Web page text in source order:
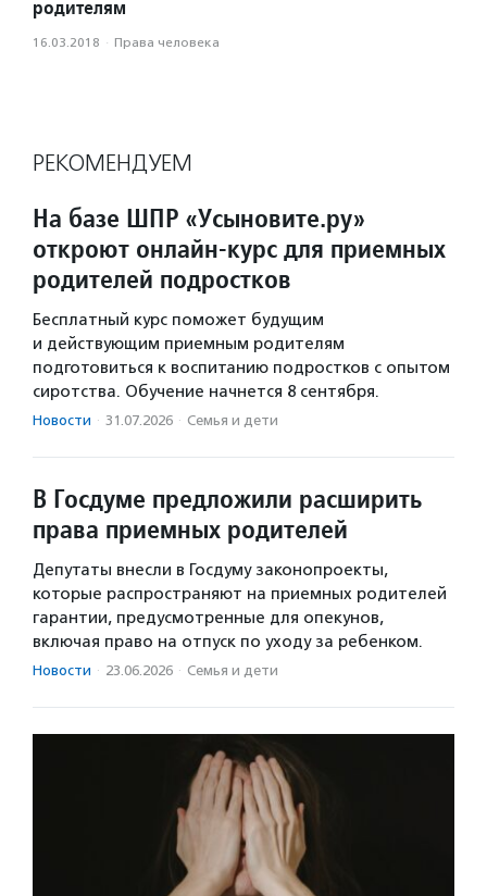
родителям
16.03.2018 · Права человека
РЕКОМЕНДУЕМ
На базе ШПР «Усыновите.ру»
откроют онлайн-курс для приемных
родителей подростков
Бесплатный курс поможет будущим
и действующим приемным родителям
подготовиться к воспитанию подростков с опытом
сиротства. Обучение начнется 8 сентября.
Новости · 31.07.2026 · Семья и дети
В Госдуме предложили расширить
права приемных родителей
Депутаты внесли в Госдуму законопроекты,
которые распространяют на приемных родителей
гарантии, предусмотренные для опекунов,
включая право на отпуск по уходу за ребенком.
Новости · 23.06.2026 · Семья и дети